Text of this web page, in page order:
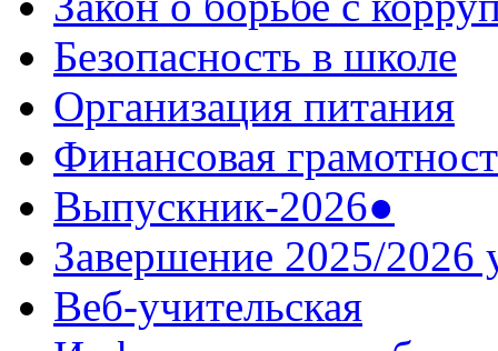
Безопасность в школе
Организация питания
Финансовая
Выпускник-2026●
Завершение 2025/2026
Веб-учительская